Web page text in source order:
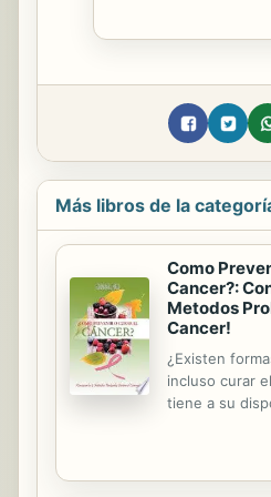
Más libros de la
Como
Cancer?:
Metodos
Cancer!
¿Existen
incluso curar
tiene a su
forma
bien el
crónica de la